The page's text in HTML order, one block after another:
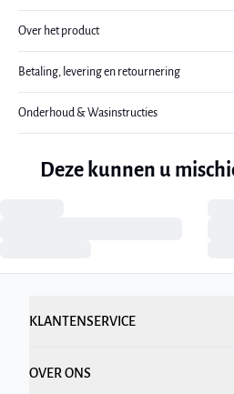
Over het product
Betaling, levering en retournering
Onderhoud & Wasinstructies
Deze kunnen u
KLANTENSERVICE
OVER ONS